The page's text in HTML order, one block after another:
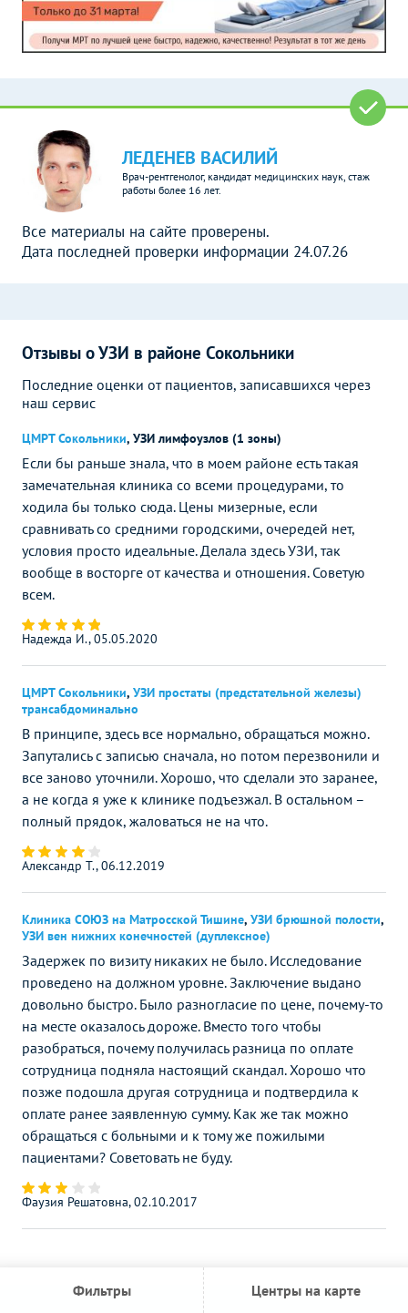
Фильтры Центры на карте
ЛЕДЕНЕВ ВАСИЛИЙ
Врач-рентгенолог, кандидат медицинских наук, стаж
работы более 16 лет.
Все материалы на сайте проверены.
Дата последней проверки информации 24.07.26
Отзывы о УЗИ в районе Сокольники
Последние оценки от пациентов, записавшихся через
наш сервис
ЦМРТ Сокольники, УЗИ лимфоузлов (1 зоны)
Если бы раньше знала, что в моем районе есть такая
замечательная клиника со всеми процедурами, то
ходила бы только сюда. Цены мизерные, если
сравнивать со средними городскими, очередей нет,
условия просто идеальные. Делала здесь УЗИ, так
вообще в восторге от качества и отношения. Советую
всем.
Надежда И., 05.05.2020
ЦМРТ Сокольники, УЗИ простаты (предстательной железы)
трансабдоминально
В принципе, здесь все нормально, обращаться можно.
Запутались с записью сначала, но потом перезвонили и
все заново уточнили. Хорошо, что сделали это заранее,
а не когда я уже к клинике подъезжал. В остальном –
полный прядок, жаловаться не на что.
Александр Т., 06.12.2019
Клиника СОЮЗ на Матросской Тишине, УЗИ брюшной полости,
УЗИ вен нижних конечностей (дуплексное)
Задержек по визиту никаких не было. Исследование
проведено на должном уровне. Заключение выдано
довольно быстро. Было разногласие по цене, почему-то
на месте оказалось дороже. Вместо того чтобы
разобраться, почему получилась разница по оплате
сотрудница подняла настоящий скандал. Хорошо что
позже подошла другая сотрудница и подтвердила к
оплате ранее заявленную сумму. Как же так можно
обращаться с больными и к тому же пожилыми
пациентами? Советовать не буду.
Фаузия Решатовна, 02.10.2017